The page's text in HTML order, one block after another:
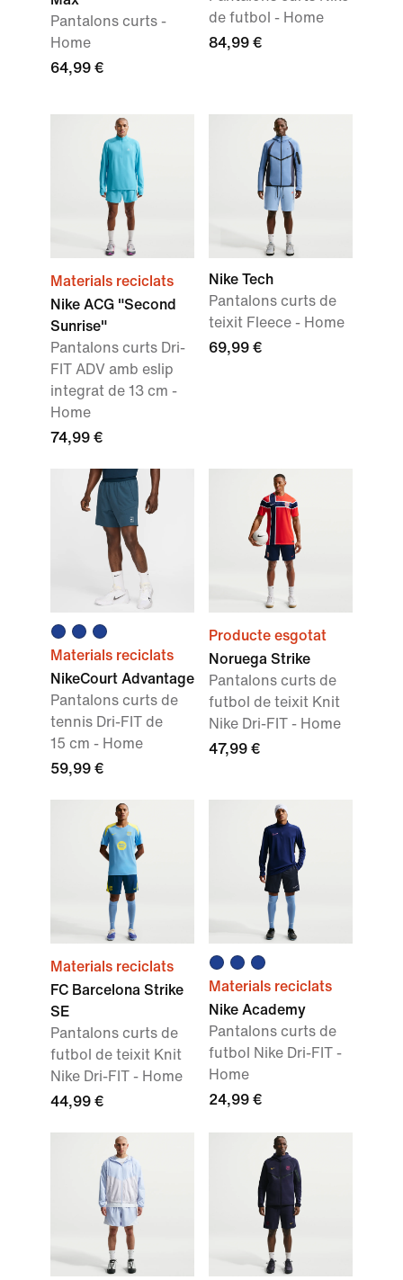
Pantalons curts -
Home
64,99 €
de futbol - Home
84,99 €
Materials reciclats
Nike ACG "Second
Sunrise"
Pantalons curts Dri-
FIT ADV amb eslip
integrat de 13 cm -
Home
74,99 €
Nike Tech
Pantalons curts de
teixit Fleece - Home
69,99 €
Materials reciclats
NikeCourt Advantage
Pantalons curts de
tennis Dri-FIT de
15 cm - Home
59,99 €
Producte esgotat
Noruega Strike
Pantalons curts de
futbol de teixit Knit
Nike Dri-FIT - Home
47,99 €
Materials reciclats
FC Barcelona Strike
SE
Pantalons curts de
futbol de teixit Knit
Nike Dri-FIT - Home
44,99 €
Materials reciclats
Nike Academy
Pantalons curts de
futbol Nike Dri-FIT -
Home
24,99 €